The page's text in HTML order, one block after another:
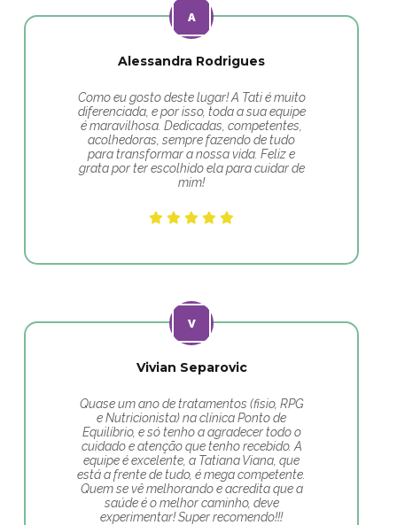
Alessandra Rodrigues
Como eu gosto deste lugar! A Tati é muito
diferenciada, e por isso, toda a sua equipe
é maravilhosa. Dedicadas, competentes,
acolhedoras, sempre fazendo de tudo
para transformar a nossa vida. Feliz e
grata por ter escolhido ela para cuidar de
mim!
Vivian Separovic
Quase um ano de tratamentos (fisio, RPG
e Nutricionista) na clínica Ponto de
Equilíbrio, e só tenho a agradecer todo o
cuidado e atenção que tenho recebido. A
equipe é excelente, a Tatiana Viana, que
está a frente de tudo, é mega competente.
Quem se vê melhorando e acredita que a
saúde é o melhor caminho, deve
experimentar! Super recomendo!!!